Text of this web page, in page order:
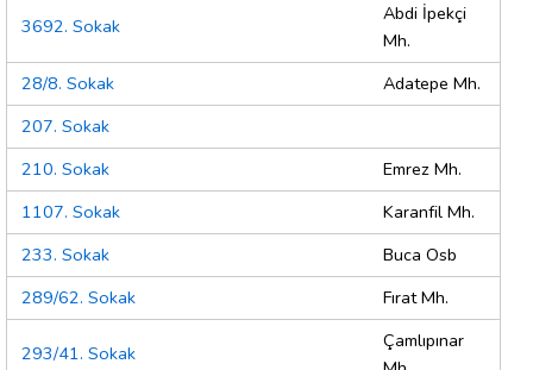
3692. Sokak
Abdi İpekçi
Mh.
28/8. Sokak
Adatepe Mh.
207. Sokak
210. Sokak
Emrez Mh.
1107. Sokak
Karanfil Mh.
233. Sokak
Buca Osb
289/62. Sokak
Fırat Mh.
293/41. Sokak
Çamlıpınar